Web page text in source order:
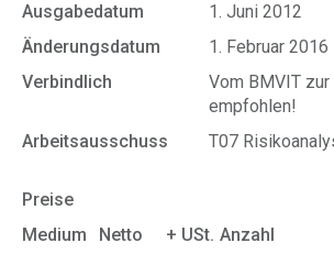
Ausgabedatum
1. Juni 2012
Änderungsdatum
1. Februar 2016
Verbindlich
Vom BMVIT zur
empfohlen!
Arbeitsausschuss
T07
Preise
Medium
Netto + USt. Anzahl